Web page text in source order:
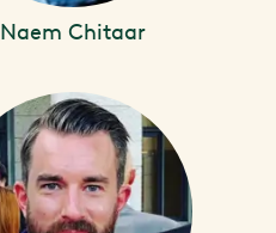
Naem Chitaar